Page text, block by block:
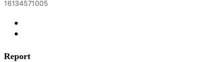
16134571005
Report